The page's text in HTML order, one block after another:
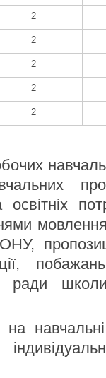
2
2
2
2
2
освітніх
ради